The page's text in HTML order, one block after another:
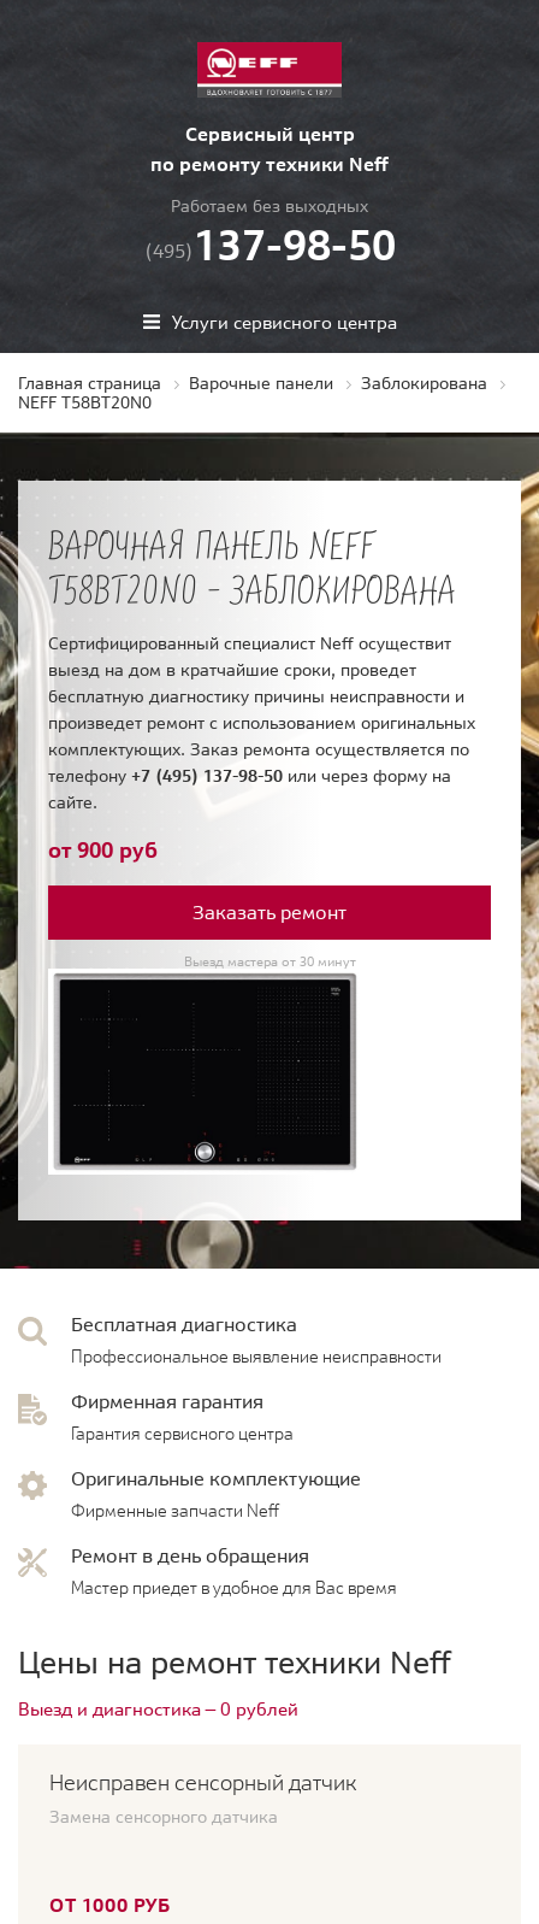
Сервисный центр
по ремонту техники Neff
Работаем без выходных
(495) 137-98-50
Услуги сервисного центра
Главная страница Варочные панели
Заблокирована
NEFF T58BT20N0
ВАРОЧНАЯ ПАНЕЛЬ NEFF
T58BT20N0 - ЗАБЛОКИРОВАНА
Сертифицированный специалист Neff осуществит
выезд на дом в кратчайшие сроки, проведет
бесплатную диагностику причины неисправности и
произведет ремонт с использованием оригинальных
комплектующих. Заказ ремонта осуществляется по
телефону +7 (495) 137-98-50 или через форму на
сайте.
от 900 руб
Заказать ремонт
Выезд мастера от 30 минут
Бесплатная диагностика
Профессиональное выявление неисправности
Фирменная гарантия
Гарантия сервисного центра
Оригинальные комплектующие
Фирменные запчасти Neff
Ремонт в день обращения
Мастер приедет в удобное для Вас время
Цены на ремонт техники Neff
Выезд и диагностика — 0 рублей
Неисправен сенсорный датчик
Замена сенсорного датчика
ОТ 1000 РУБ